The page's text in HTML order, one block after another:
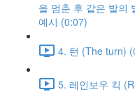
을 멈춘 후 같은 발의
예시 (0:07)
4. 턴 (The turn)
5. 레인보우 킥